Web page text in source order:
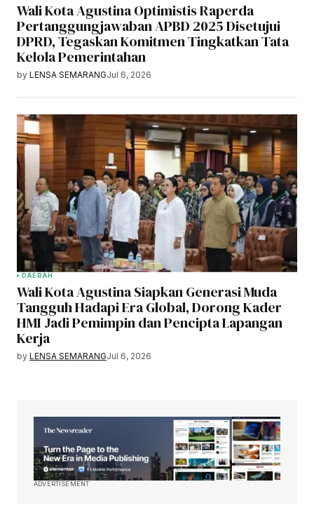
Wali Kota Agustina Optimistis Raperda
Pertanggungjawaban APBD 2025 Disetujui
DPRD, Tegaskan Komitmen Tingkatkan Tata
Kelola Pemerintahan
by LENSA SEMARANGJul 6, 2026
DAERAH
Wali Kota Agustina Siapkan Generasi Muda
Tangguh Hadapi Era Global, Dorong Kader
HMI Jadi Pemimpin dan Pencipta Lapangan
Kerja
by LENSA SEMARANGJul 6, 2026
ADVERTISEMENT